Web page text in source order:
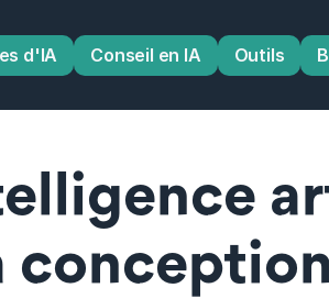
d'IA Conseil en IA Outils